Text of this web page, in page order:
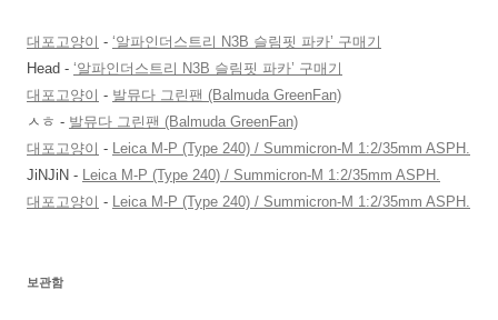
대포고양이 - ‘알파인더스트리 N3B 슬림핏 파카’ 구매기
Head - ‘알파인더스트리 N3B 슬림핏 파카’ 구매기
대포고양이 - 발뮤다 그린팬 (Balmuda GreenFan)
ㅅㅎ - 발뮤다 그린팬 (Balmuda GreenFan)
대포고양이 - Leica M-P (Type 240) / Summicron-M 1:2/35mm ASPH.
JiNJiN - Leica M-P (Type 240) / Summicron-M 1:2/35mm ASPH.
대포고양이 - Leica M-P (Type 240) / Summicron-M 1:2/35mm ASPH.
보관함